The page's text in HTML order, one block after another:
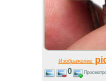
Изображение
0